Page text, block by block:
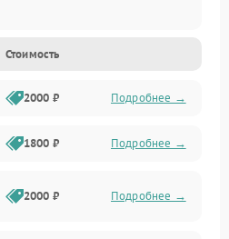
Стоимость
2000 ₽ Подробнее →
1800 ₽ Подробнее →
2000 ₽ Подробнее →